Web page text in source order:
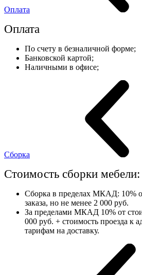
Оплата
Оплата
По счету в безналичной форме;
Банковской картой;
Наличными в офисе;
Сборка
Стоимость сборки мебели:
Сборка в пределах МКАД: 10%
заказа, но не менее 2 000 руб.
За пределами МКАД 10% от
000 руб. + стоимость проезда к
тарифам на доставку.